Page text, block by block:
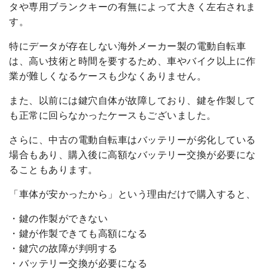
タや専用ブランクキーの有無によって大きく左右されま
す。
特にデータが存在しない海外メーカー製の電動自転車
は、高い技術と時間を要するため、車やバイク以上に作
業が難しくなるケースも少なくありません。
また、以前には鍵穴自体が故障しており、鍵を作製して
も正常に回らなかったケースもございました。
さらに、中古の電動自転車はバッテリーが劣化している
場合もあり、購入後に高額なバッテリー交換が必要にな
ることもあります。
「車体が安かったから」という理由だけで購入すると、
・鍵の作製ができない
・鍵が作製できても高額になる
・鍵穴の故障が判明する
・バッテリー交換が必要になる